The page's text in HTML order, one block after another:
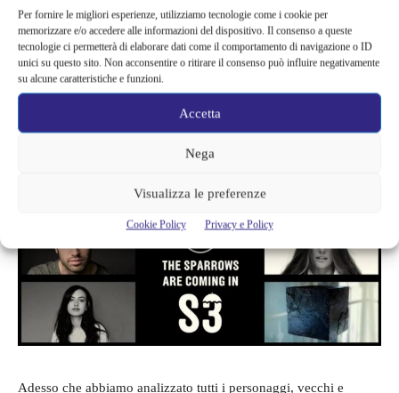
Per fornire le migliori esperienze, utilizziamo tecnologie come i cookie per
memorizzare e/o accedere alle informazioni del dispositivo. Il consenso a queste
tecnologie ci permetterà di elaborare dati come il comportamento di navigazione o ID
unici su questo sito. Non acconsentire o ritirare il consenso può influire negativamente
su alcune caratteristiche e funzioni.
Accetta
Nega
Visualizza le preferenze
Cookie Policy Privacy e Policy
paura, considera Alphonso il suo unico amico. Infine, abbiamo
Sparrow #7 conosciuto comeChristopher, un cubo telecinetico
di origine sconosciuta. Agisce come mediatore della famiglia e i
suoi poteri includono l’induzione della paura paralizzante e il
Adesso che abbiamo analizzato tutti i personaggi, vecchi e